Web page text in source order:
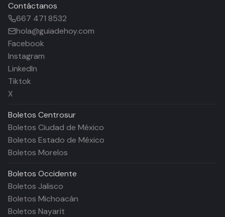
Contáctanos
667 471 8532
hola@guiadehoy.com
Facebook
Instagram
LinkedIn
Tiktok
X
Boletos Centrosur
Boletos Ciudad de México
Boletos Estado de México
Boletos Morelos
Boletos Occidente
Boletos Jalisco
Boletos Michoacán
Boletos Nayarit